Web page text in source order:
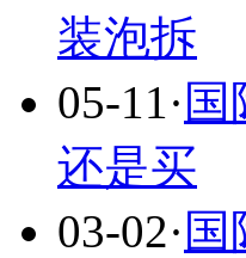
装泡拆
05-11·
还是买
03-02·